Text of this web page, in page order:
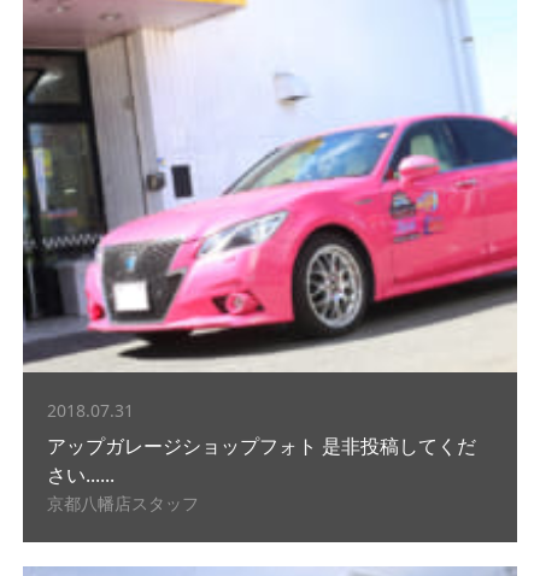
2018.07.31
アップガレージショップフォト 是非投稿してくだ
さい......
京都八幡店スタッフ